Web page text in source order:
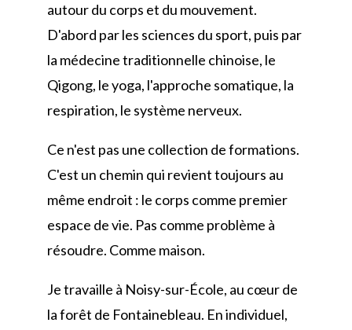
autour du corps et du mouvement.
D'abord par les sciences du sport, puis par
la médecine traditionnelle chinoise, le
Qigong, le yoga, l'approche somatique, la
respiration, le système nerveux.
Ce n'est pas une collection de formations.
C'est un chemin qui revient toujours au
même endroit : le corps comme premier
espace de vie. Pas comme problème à
résoudre. Comme maison.
Je travaille à Noisy-sur-École, au cœur de
la forêt de Fontainebleau. En individuel,